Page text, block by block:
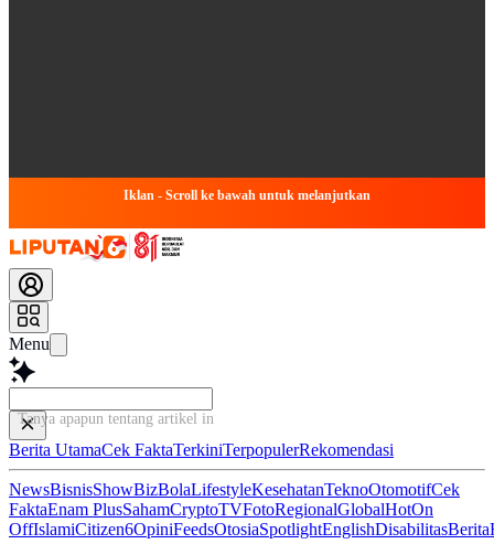
Iklan - Scroll ke bawah untuk melanjutkan
Menu
Tanya apapun tentang artikel ini...
Berita UtamaCek FaktaTerkiniTerpopulerRekomendasi
NewsBisnisShowBizBolaLifestyleKesehatanTeknoOtomotifCek
FaktaEnam PlusSahamCryptoTVFotoRegionalGlobalHotOn
OffIslamiCitizen6OpiniFeedsOtosiaSpotlightEnglishDisabilitasBerita